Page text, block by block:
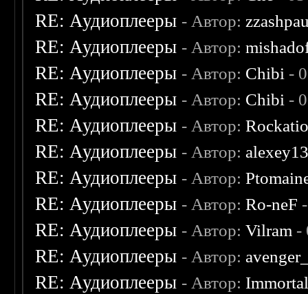
RE: Аудиоплееры - Автор:
RE: Аудиоплееры - Автор:
RE: Аудиоплееры - Автор: Chibi -
RE: Аудиоплееры - Автор: Chibi -
RE: Аудиоплееры - Автор:
RE: Аудиоплееры - Автор:
RE: Аудиоплееры - Автор:
RE: Аудиоплееры - Автор:Ro-neF
RE: Аудиоплееры - Автор:Vilram -
RE: Аудиоплееры - Автор:
RE: Аудиоплееры - Автор: